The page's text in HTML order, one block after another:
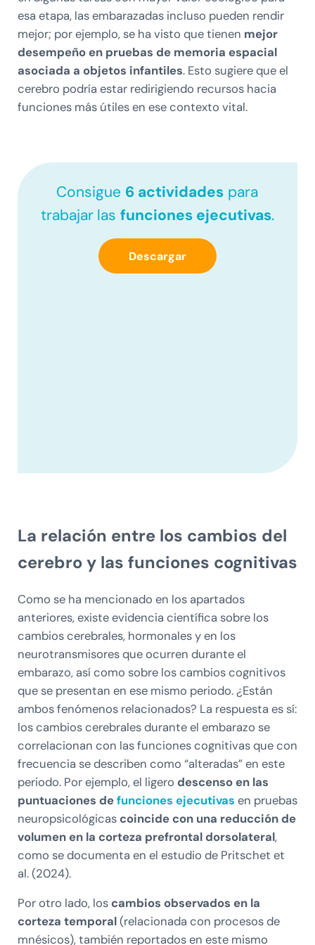
esa etapa, las embarazadas incluso pueden rendir
mejor; por ejemplo, se ha visto que tienen mejor
desempeño en pruebas de memoria espacial
asociada a objetos infantiles. Esto sugiere que el
cerebro podría estar redirigiendo recursos hacia
funciones más útiles en ese contexto vital.
Consigue 6 actividades para
trabajar las funciones ejecutivas.
Descargar
La relación entre los cambios del
cerebro y las funciones cognitivas
Como se ha mencionado en los apartados
anteriores, existe evidencia científica sobre los
cambios cerebrales, hormonales y en los
neurotransmisores que ocurren durante el
embarazo, así como sobre los cambios cognitivos
que se presentan en ese mismo periodo. ¿Están
ambos fenómenos relacionados? La respuesta es sí:
los cambios cerebrales durante el embarazo se
correlacionan con las funciones cognitivas que con
frecuencia se describen como “alteradas” en este
periodo. Por ejemplo, el ligero descenso en las
puntuaciones defunciones ejecutivas en pruebas
neuropsicológicas coincide con una reducción de
volumen en la corteza prefrontal dorsolateral,
como se documenta en el estudio de Pritschet et
al. (2024).
Por otro lado, los cambios observados en la
corteza temporal(relacionada con procesos de
mnésicos), también reportados en este mismo